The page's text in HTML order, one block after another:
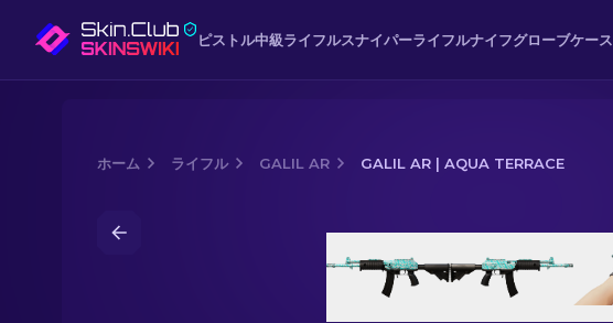
ピストル中級ライフルスナイパーライフルナイフグローブケース
ホーム ライフル GALIL AR GALIL AR | AQUA TERRACE